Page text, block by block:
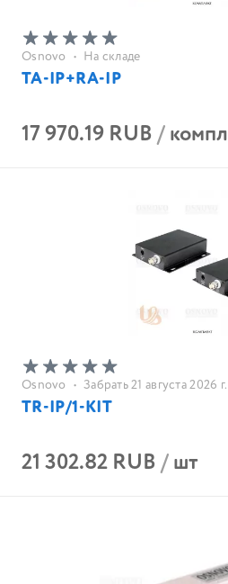
Osnovo • На складе
TA-IP+RA-IP
17 970.19 RUB/компл
Osnovo • Забрать 21 августа 2026 г.
TR-IP/1-KIT
21 302.82 RUB/шт